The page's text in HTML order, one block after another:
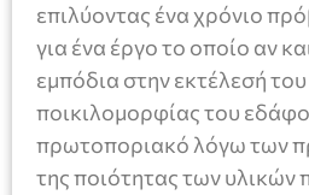
επιλύοντας ένα χρόνιο
για ένα έργο το οποίο αν
εμπόδια στην εκτέλεσή
ποικιλομορφίας του
πρωτοποριακό λόγω των
της ποιότητας των υλικών